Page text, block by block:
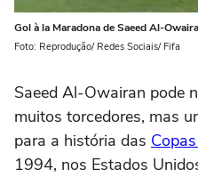
Gol à la Maradona de Saeed Al-
Foto: Reprodução/ Redes Sociais/ Fifa
Saeed Al-Owairan pode
muitos torcedores, mas
para a história das
1994, nos Estados